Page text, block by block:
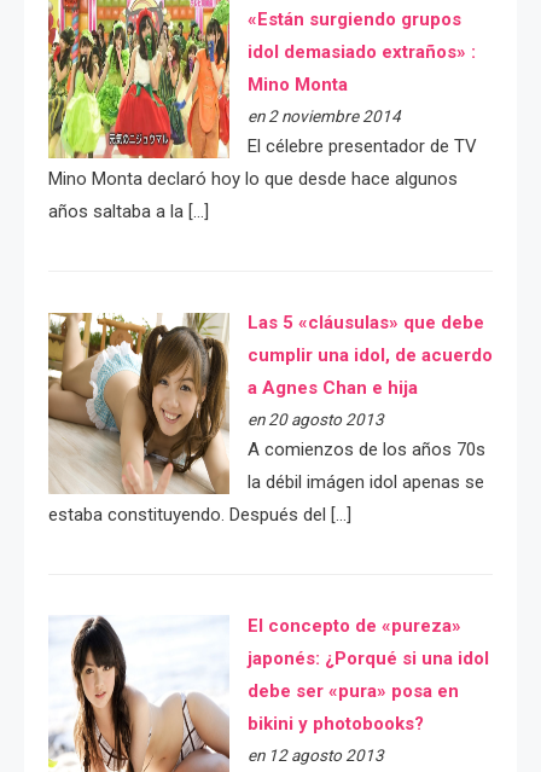
«Están surgiendo grupos
idol demasiado extraños» :
Mino Monta
en 2 noviembre 2014
El célebre presentador de TV
Mino Monta declaró hoy lo que desde hace algunos
años saltaba a la […]
Las 5 «cláusulas» que debe
cumplir una idol, de acuerdo
a Agnes Chan e hija
en 20 agosto 2013
A comienzos de los años 70s
la débil imágen idol apenas se
estaba constituyendo. Después del […]
El concepto de «pureza»
japonés: ¿Porqué si una idol
debe ser «pura» posa en
bikini y photobooks?
en 12 agosto 2013